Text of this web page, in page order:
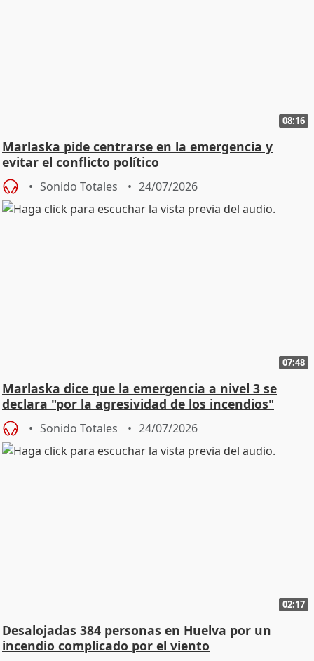
08:16
Marlaska pide centrarse en la emergencia y
evitar el conflicto político
Sonido Totales 24/07/2026
07:48
Marlaska dice que la emergencia a nivel 3 se
declara "por la agresividad de los incendios"
Sonido Totales 24/07/2026
02:17
Desalojadas 384 personas en Huelva por un
incendio complicado por el viento